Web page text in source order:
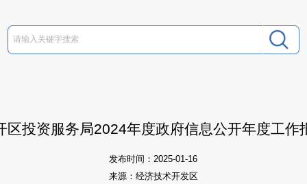
区投资服务局2024年度政府信息公开年度工作
发布时间：2025-01-16
来源：经济技术开发区